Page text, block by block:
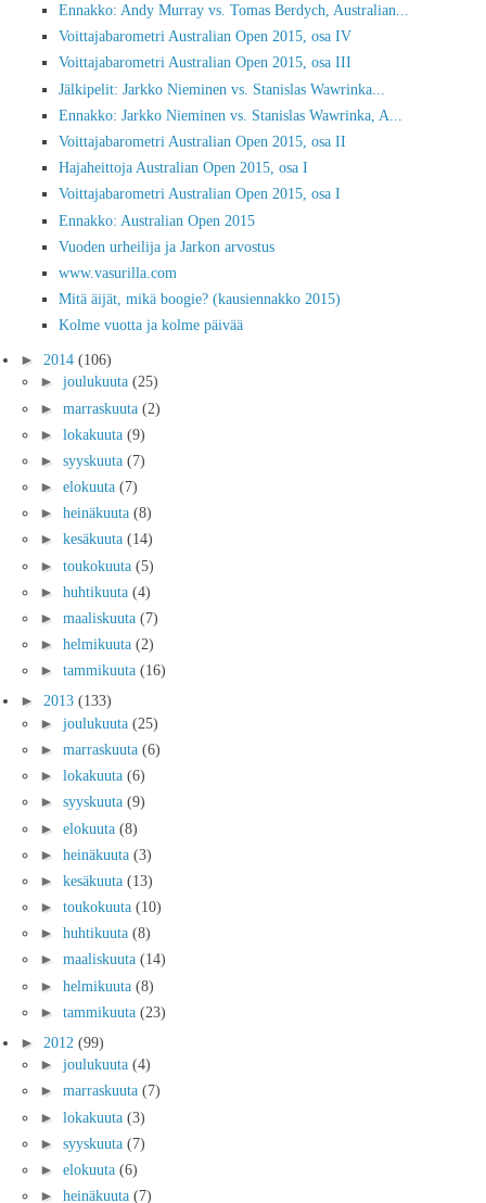
Ennakko: Andy Murray vs. Tomas Berdych, Australian...
Voittajabarometri Australian Open 2015, osa IV
Voittajabarometri Australian Open 2015, osa III
Jälkipelit: Jarkko Nieminen vs. Stanislas Wawrinka...
Ennakko: Jarkko Nieminen vs. Stanislas Wawrinka, A...
Voittajabarometri Australian Open 2015, osa II
Hajaheittoja Australian Open 2015, osa I
Voittajabarometri Australian Open 2015, osa I
Ennakko: Australian Open 2015
Vuoden urheilija ja Jarkon arvostus
www.vasurilla.com
Mitä äijät, mikä boogie? (kausiennakko 2015)
Kolme vuotta ja kolme päivää
► 2014 (106)
► joulukuuta (25)
► marraskuuta (2)
► lokakuuta (9)
► syyskuuta (7)
► elokuuta (7)
► heinäkuuta (8)
► kesäkuuta (14)
► toukokuuta (5)
► huhtikuuta (4)
► maaliskuuta (7)
► helmikuuta (2)
► tammikuuta (16)
► 2013 (133)
► joulukuuta (25)
► marraskuuta (6)
► lokakuuta (6)
► syyskuuta (9)
► elokuuta (8)
► heinäkuuta (3)
► kesäkuuta (13)
► toukokuuta (10)
► huhtikuuta (8)
► maaliskuuta (14)
► helmikuuta (8)
► tammikuuta (23)
► 2012 (99)
► joulukuuta (4)
► marraskuuta (7)
► lokakuuta (3)
► syyskuuta (7)
► elokuuta (6)
► heinäkuuta (7)